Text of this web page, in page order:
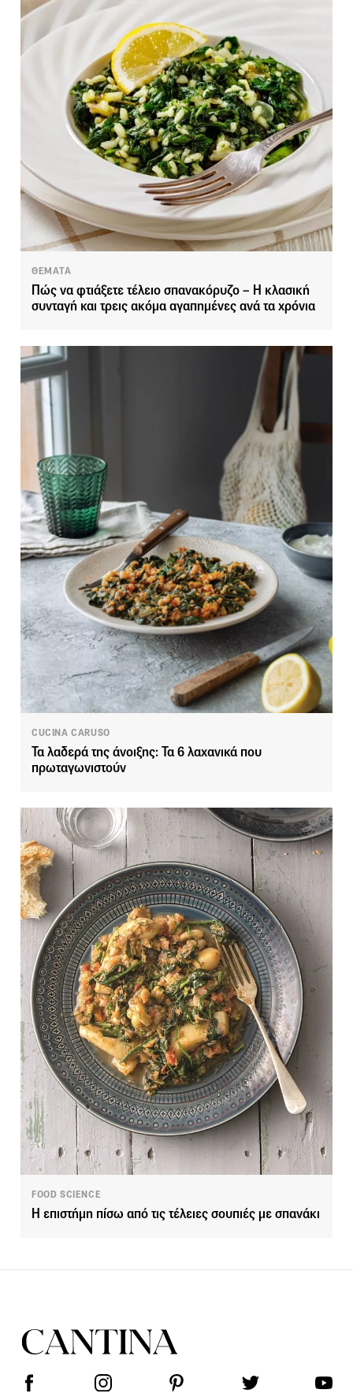
ΘΕΜΑΤΑ
Πώς να φτιάξετε τέλειο σπανακόρυζο – Η κλασική
συνταγή και τρεις ακόμα αγαπημένες ανά τα χρόνια
CUCINA CARUSO
Τα λαδερά της άνοιξης: Τα 6 λαχανικά που
πρωταγωνιστούν
FOOD SCIENCE
Η επιστήμη πίσω από τις τέλειες σουπιές με σπανάκι